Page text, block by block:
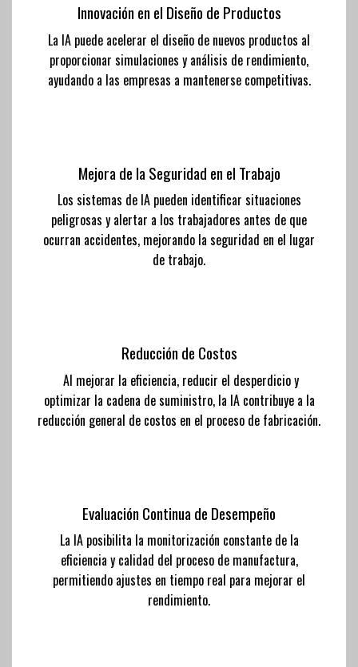
Innovación en el Diseño de Productos
La IA puede acelerar el diseño de nuevos productos al
proporcionar simulaciones y análisis de rendimiento,
ayudando a las empresas a mantenerse competitivas.
Mejora de la Seguridad en el Trabajo
Los sistemas de IA pueden identificar situaciones
peligrosas y alertar a los trabajadores antes de que
ocurran accidentes, mejorando la seguridad en el lugar
de trabajo.
Reducción de Costos
Al mejorar la eficiencia, reducir el desperdicio y
optimizar la cadena de suministro, la IA contribuye a la
reducción general de costos en el proceso de fabricación.
Evaluación Continua de Desempeño
La IA posibilita la monitorización constante de la
eficiencia y calidad del proceso de manufactura,
permitiendo ajustes en tiempo real para mejorar el
rendimiento.